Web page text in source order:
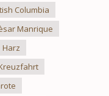
Columbia
Manrique
Harz